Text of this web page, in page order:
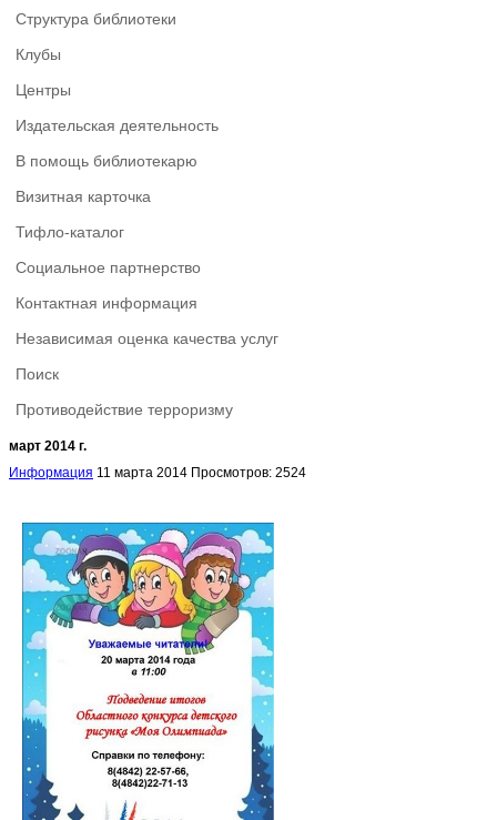
Структура библиотеки
Клубы
Центры
Издательская деятельность
В помощь библиотекарю
Визитная карточка
Тифло-каталог
Социальное партнерство
Контактная информация
Независимая оценка качества услуг
Поиск
Противодействие терроризму
март 2014 г.
Информация 11 марта 2014 Просмотров: 2524